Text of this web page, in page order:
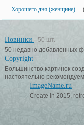
Хорошего дня (женщине)
Новинки
50 шт.
50 недавно добавленных
Copyright
Большинство картинок
настоятельно
ImageName.ru
Create in 2015,